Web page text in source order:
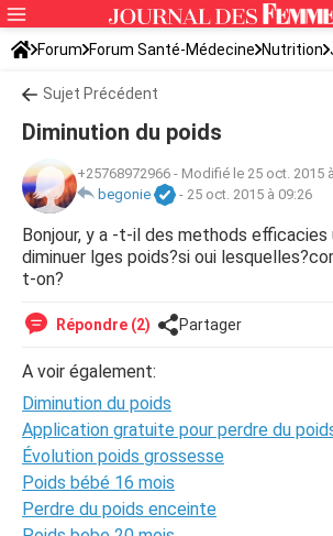
Forum Forum Santé-Médecine Nutrition
Sujet Précédent
Diminution du poids
+25768972966 - Modifié le 25 oct. 2015
begonie
- 25 oct. 2015 à 09:26
Bonjour, y a -t-il des methods
diminuer lges poids?si oui
t-on?
Répondre (2) Partager
A voir également:
Diminution du poids
Application gratuite pour perdre du
Évolution poids grossesse
Poids bébé 16 mois
Perdre du poids enceinte